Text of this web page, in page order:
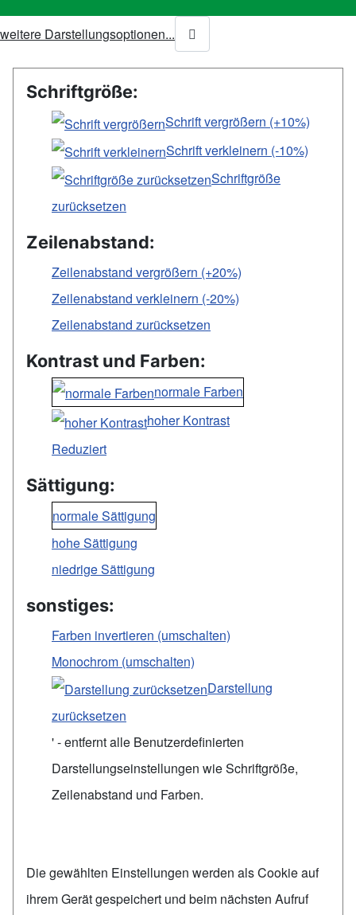
weitere Darstellungsoptionen...
Schriftgröße:
Schrift vergrößern (+10%)
Schrift verkleinern (-10%)
Schriftgröße
zurücksetzen
Zeilenabstand:
Zeilenabstand vergrößern (+20%)
Zeilenabstand verkleinern (-20%)
Zeilenabstand zurücksetzen
Kontrast und Farben:
normale Farben
hoher Kontrast
Reduziert
Sättigung:
normale Sättigung
hohe Sättigung
niedrige Sättigung
sonstiges:
Farben invertieren (umschalten)
Monochrom (umschalten)
Darstellung
zurücksetzen
' - entfernt alle Benutzerdefinierten
Darstellungseinstellungen wie Schriftgröße,
Zeilenabstand und Farben.
Die gewählten Einstellungen werden als Cookie auf
ihrem Gerät gespeichert und beim nächsten Aufruf